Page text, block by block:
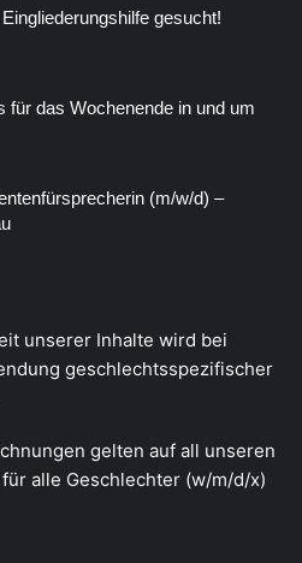
gesucht!
für das Wochenende in und um
(m/w/d) –
unserer Inhalte wird bei
geschlechtsspezifischer
gelten auf all unseren
alle Geschlechter (w/m/d/x)